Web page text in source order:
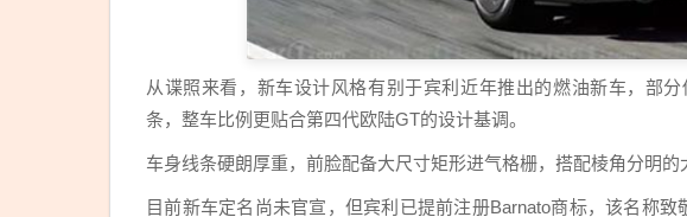
从谍照来看，新车设计风格有别于宾利近年推出的燃油新车，部
条，整车比例更贴合第四代欧陆GT的设计基调。
车身线条硬朗厚重，前脸配备大尺寸矩形进气格栅，搭配棱角分明的
目前新车定名尚未官宣，但宾利已提前注册Barnato商标，该名称